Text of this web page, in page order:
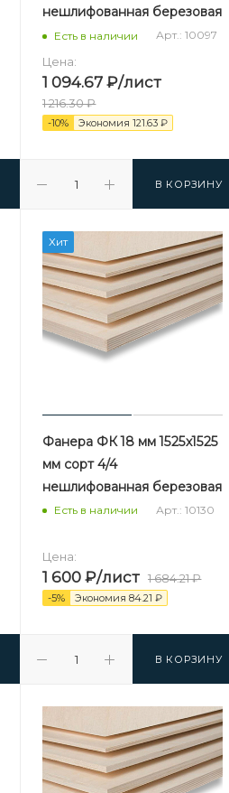
нешлифованная березовая
Есть в наличии Арт.: 10097
Цена:
1 094.67 ₽/лист
1 216.30₽
-10% Экономия121.63 ₽
В КОРЗИНУ
Хит
Фанера ФК 18 мм 1525х1525
мм сорт 4/4
нешлифованная березовая
Есть в наличии Арт.: 10130
Цена:
1 600 ₽/лист 1 684.21₽
-5% Экономия84.21 ₽
В КОРЗИНУ